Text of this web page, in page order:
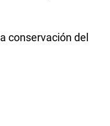
conservación del